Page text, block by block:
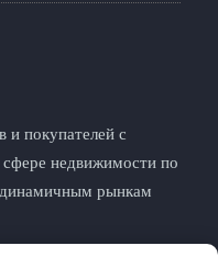
и покупателей с
недвижимости по
рынкам